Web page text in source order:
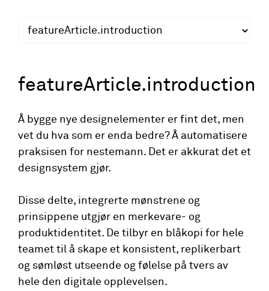
featureArticle.introduction
Å bygge nye designelementer er fint det, men
vet du hva som er enda bedre? Å automatisere
praksisen for nestemann. Det er akkurat det et
designsystem gjør.
Disse delte, integrerte mønstrene og
prinsippene utgjør en merkevare- og
produktidentitet. De tilbyr en blåkopi for hele
teamet til å skape et konsistent, replikerbart
og sømløst utseende og følelse på tvers av
hele den digitale opplevelsen.